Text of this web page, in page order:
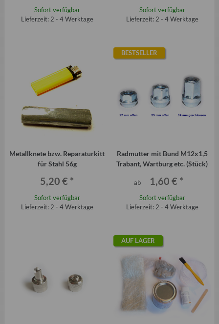
Sofort verfügbar
Lieferzeit: 2 - 4 Werktage
Sofort verfügbar
Lieferzeit: 2 - 4 Werktage
Metallknete bzw. Reparaturkitt
für Stahl 56g
5,20 € *
Sofort verfügbar
Lieferzeit: 2 - 4 Werktage
BESTSELLER
Radmutter mit Bund M12x1,5
Trabant, Wartburg etc. (Stück)
ab 1,60 € *
Sofort verfügbar
Lieferzeit: 2 - 4 Werktage
AUF LAGER